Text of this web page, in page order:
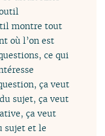
montre tout
où l’on est
ce qui
ça veut
sujet, ça veut
ça veut
sujet et le